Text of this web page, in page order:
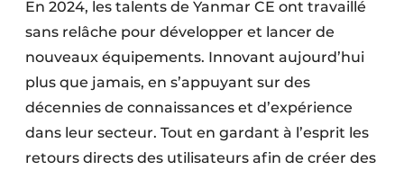
Sécurité incendie
Software
Techniques ferroviaires
Travaux ferroviaires
En 2024, les talents de Yanmar CE ont travaillé
sans relâche pour développer et lancer de
nouveaux équipements. Innovant aujourd’hui
plus que jamais, en s’appuyant sur des
décennies de connaissances et d’expérience
dans leur secteur. Tout en gardant à l’esprit les
retours directs des utilisateurs afin de créer des